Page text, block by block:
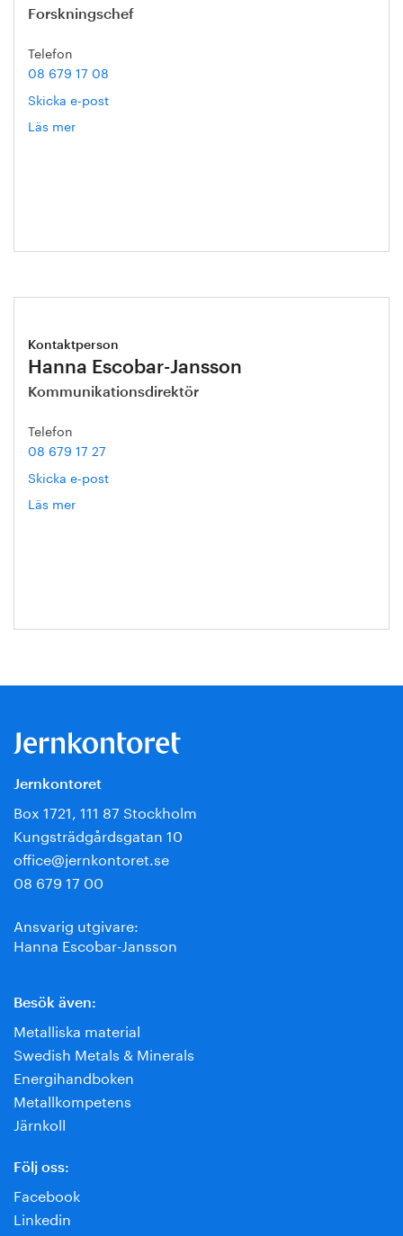
Forskningschef
Telefon
08 679 17 08
Skicka e-post
Läs mer
Kontaktperson
Hanna Escobar-Jansson
Kommunikationsdirektör
Telefon
08 679 17 27
Skicka e-post
Läs mer
Jernkontoret
Box 1721, 111 87 Stockholm
Kungsträdgårdsgatan 10
office@jernkontoret.se
08 679 17 00
Ansvarig utgivare:
Hanna Escobar-Jansson
Besök även:
Metalliska material
Swedish Metals & Minerals
Energihandboken
Metallkompetens
Järnkoll
Följ oss:
Facebook
Linkedin